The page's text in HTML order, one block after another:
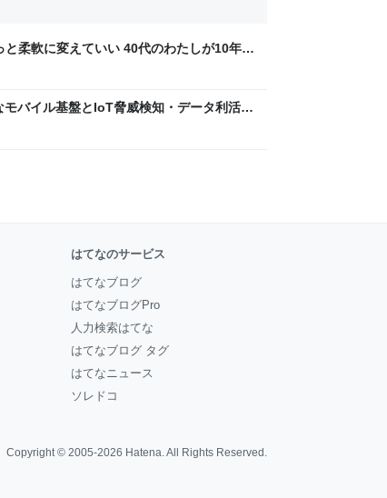
柔軟に変えていい 40代のわたしが10年後
イーアイデム
バイル基盤とIoT脅威検知・データ利活用
Engineers' Blog
はてなのサービス
はてなブログ
はてなブログPro
人力検索はてな
はてなブログ タグ
はてなニュース
ソレドコ
Copyright © 2005-2026 Hatena . All Rights Reserved.